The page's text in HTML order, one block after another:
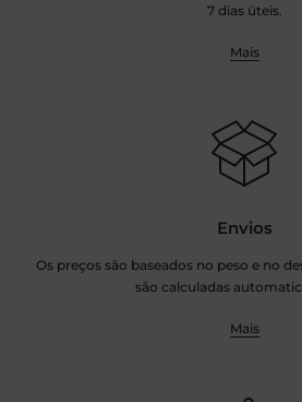
7 dias úteis.
Mais
Envios
Os preços são baseados no peso e no
são calculadas
Mais